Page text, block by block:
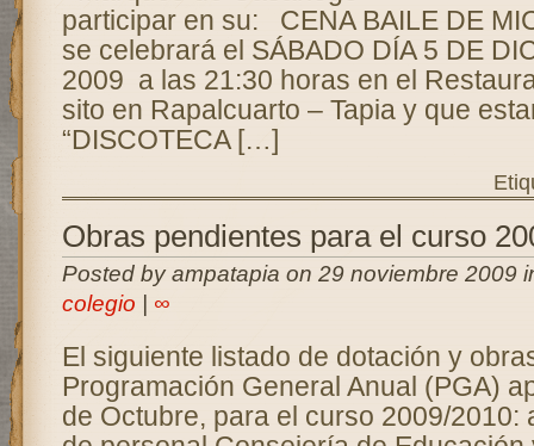
participar en su: CENA BAILE DE
se celebrará el SÁBADO DÍA 5 DE
2009 a las 21:30 horas en el
sito en Rapalcuarto – Tapia y que
“DISCOTECA […]
Obras pendientes para el curso
Posted by ampatapia on 29 noviembre 2009
colegio
∞
El siguiente listado de dotación y
Programación General Anual (PGA)
de Octubre, para el curso 2009/2010: